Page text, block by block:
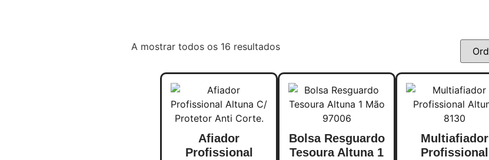
A mostrar todos os 16 resultados
Afiador
Profissional
Bolsa Resguardo
Tesoura Altuna 1
Multiafiador
Profissional